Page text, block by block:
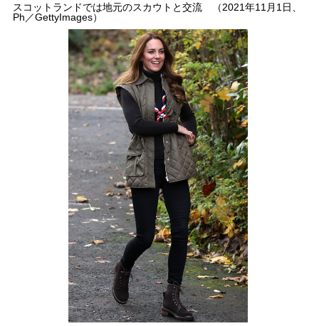
スコットランドでは地元のスカウトと交流 （2021年11月1日、
Ph／GettyImages）